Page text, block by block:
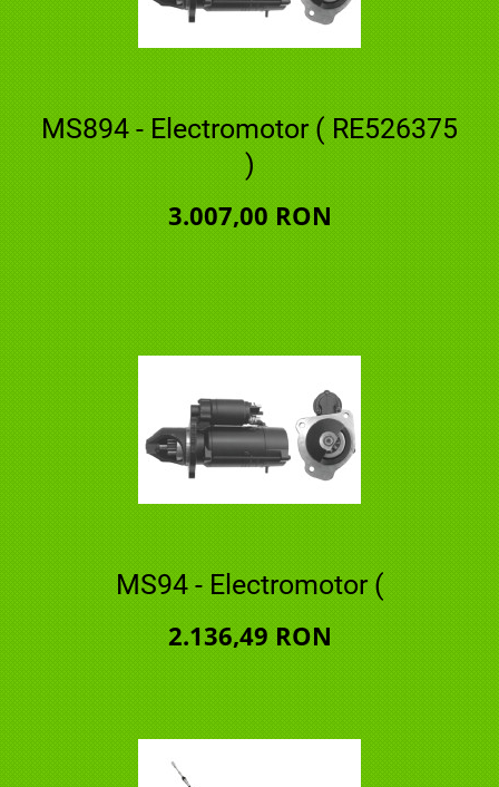
MS894 - Electromotor ( RE526375
)
3.007,00 RON
MS94 - Electromotor (
2.136,49 RON